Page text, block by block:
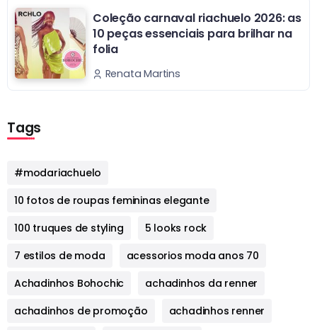
Coleção carnaval riachuelo 2026: as
10 peças essenciais para brilhar na
folia
Renata Martins
Tags
#modariachuelo
10 fotos de roupas femininas elegante
100 truques de styling
5 looks rock
7 estilos de moda
acessorios moda anos 70
Achadinhos Bohochic
achadinhos da renner
achadinhos de promoção
achadinhos renner